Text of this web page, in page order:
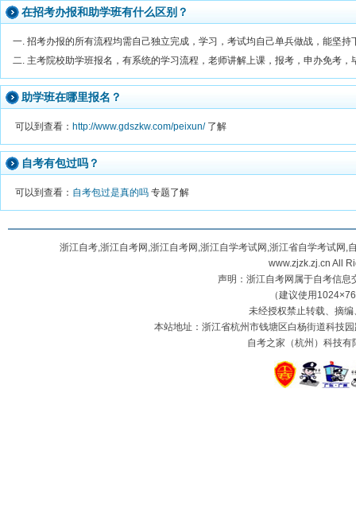
在招考办报和助学班有什么区别？
一. 招考办报的所有流程均需自己独立完成，学习，考试均自己单兵做战，能坚
二. 主考院校助学班报名，有系统的学习流程，老师讲解上课，报考，申办免考
助学班在哪里报名？
可以到查看： http://www.gdszkw.com/peixun/了解
自考有包过吗？
可以到查看： 自考包过是真的吗 专题了解
浙江自考,浙江自考网,浙江自考网,浙江自学考试网,浙江省自学考试网
www.zjzk.zj.cn All
声明：浙江自考网属于自考信息
（建议使用
未经授权禁止转载、摘
本站地址：浙江省杭州市钱塘区白杨街道科技
自考之家（杭州）科技